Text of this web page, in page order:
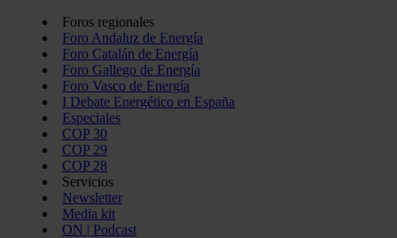
Foros regionales
Foro Andaluz de Energía
Foro Catalán de Energía
Foro Gallego de Energía
Foro Vasco de Energía
I Debate Energético en España
Especiales
COP 30
COP 29
COP 28
Servicios
Newsletter
Media kit
ON | Podcast